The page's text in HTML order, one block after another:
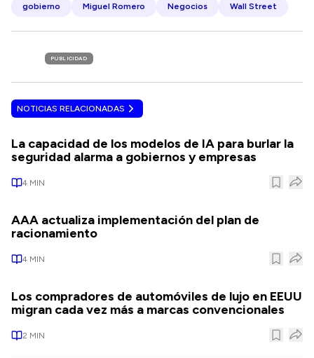
gobierno Miguel Romero Negocios Wall Street
PUBLICIDAD
NOTICIAS RELACIONADAS
La capacidad de los modelos de IA para burlar la
seguridad alarma a gobiernos y empresas
4 MIN
AAA actualiza implementación del plan de
racionamiento
4 MIN
Los compradores de automóviles de lujo en EEUU
migran cada vez más a marcas convencionales
2 MIN